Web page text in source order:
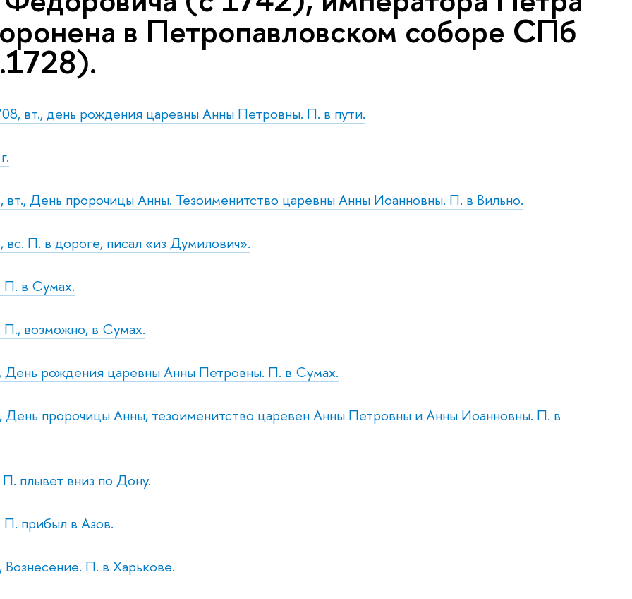
в Петропавловском соборе СПб
вт., день рождения царевны Анны Петровны. П. в пути.
День пророчицы Анны. Тезоименитство царевны Анны Иоанновны. П. в Вильно.
П. в дороге, писал «из Думилович».
П. в Сумах.
П., возможно, в Сумах.
День рождения царевны Анны Петровны. П. в Сумах.
День пророчицы Анны, тезоименитство царевен Анны Петровны и Анны Иоанновны. П. в
плывет вниз по Дону.
П. прибыл в Азов.
Вознесение. П. в Харькове.